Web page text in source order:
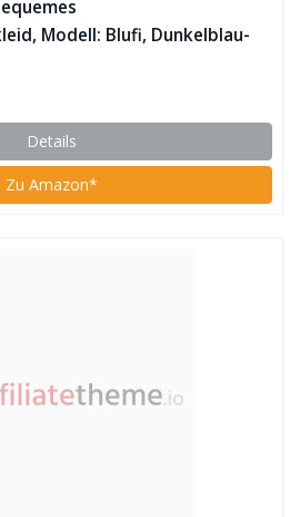
Modell: Blufi, Dunkelblau-
Details
Zu Amazon*